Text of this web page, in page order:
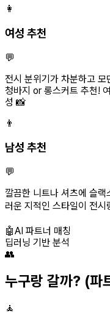
👩
여성 추천
💬
전시 분위기가 차분하고
청바지 or 롱스커트 추천!
성 📸
👨
남성 추천
💬
깔끔한 니트나 셔츠에 슬
러운 지적인 스타일이 전
🤖AI 파트너 매칭
딥러닝 기반 분석
👥
누구랑 갈까? (파
🧘